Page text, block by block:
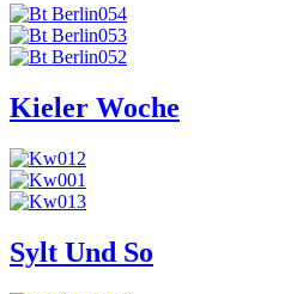
Kieler Woche
Sylt Und So